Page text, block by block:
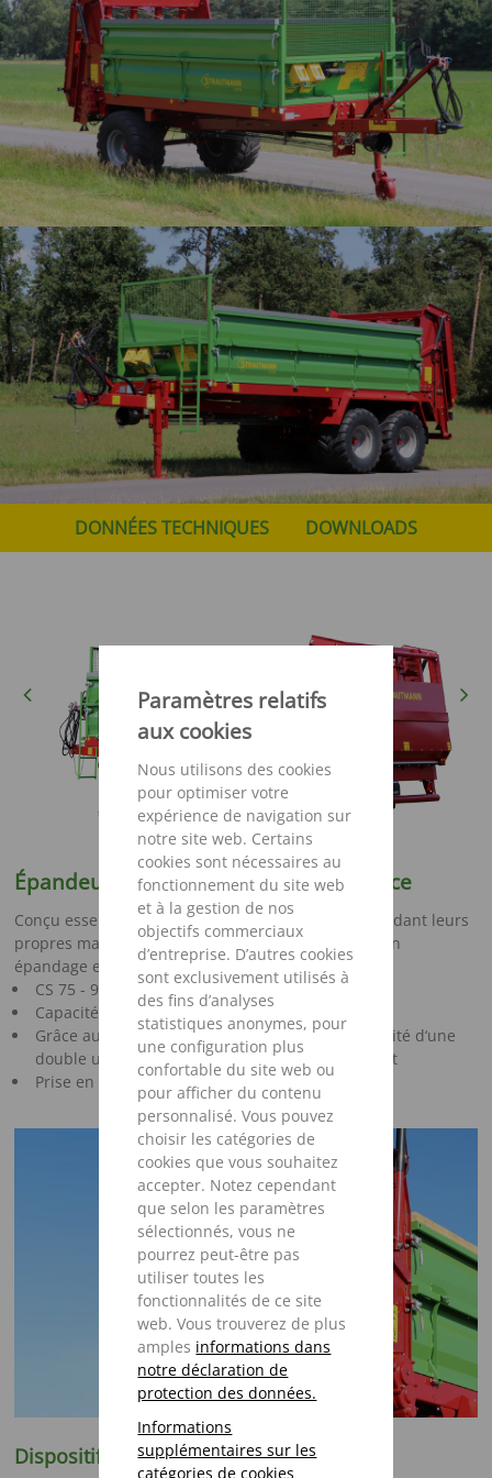
Paramètres relatifs
aux cookies
Nous utilisons des cookies
pour optimiser votre
expérience de navigation sur
notre site web. Certains
cookies sont nécessaires au
fonctionnement du site web
et à la gestion de nos
objectifs commerciaux
d’entreprise. D’autres cookies
sont exclusivement utilisés à
des fins d’analyses
statistiques anonymes, pour
une configuration plus
confortable du site web ou
pour afficher du contenu
personnalisé. Vous pouvez
choisir les catégories de
cookies que vous souhaitez
accepter. Notez cependant
que selon les paramètres
sélectionnés, vous ne
pourrez peut-être pas
utiliser toutes les
fonctionnalités de ce site
web. Vous trouverez de plus
amples informations dans
notre déclaration de
protection des données.
Informations
supplémentaires sur les
catégories de cookies
DONNÉES TECHNIQUES DOWNLOADS
Previous
Épandeur CS - Compacité et polyvalence
Conçu essentiellement pour les exploitations possédant leurs
propres machines, cet épandeur compact assure un
épandage efficace du fumier de stabulation.
CS 75 - 95
Capacités de 7,5 m³ et 9,5 m³
Grâce aux ridelles rabattables, il offre la possibilité d‘une
double utilisation comme remorque de transport
Prise en main aisée
Dispositif d‘épandage